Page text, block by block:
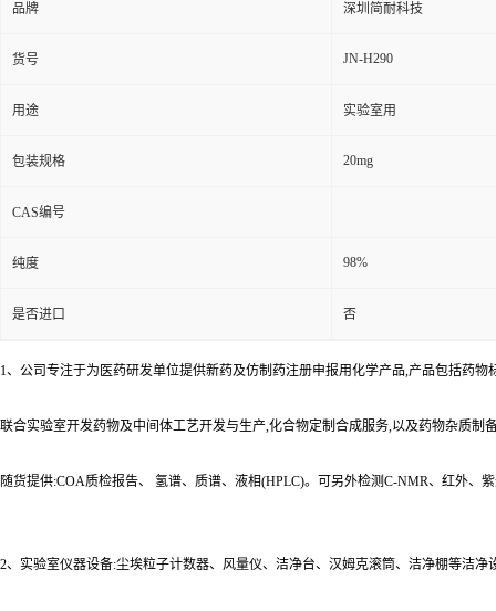
品牌 深圳简耐科技
货号 JN-H290
用途 实验室用
包装规格 20mg
CAS编号
纯度 98%
是否进口 否
1、公司专注于为医药研发单位提供新药及仿制药注册申报用化学产品,产品包括药
联合实验室开发药物及中间体工艺开发与生产,化合物定制合成服务,以及药物杂质制
随货提供:COA质检报告、 氢谱、质谱、液相(HPLC)。可另外检测C-NMR、红外、
2、实验室仪器设备:尘埃粒子计数器、风量仪、洁净台、汉姆克滚筒、洁净棚等洁